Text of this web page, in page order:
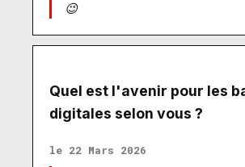
😉
Quel est l'avenir pour les
digitales selon vous ?
le 22 Mars 2026